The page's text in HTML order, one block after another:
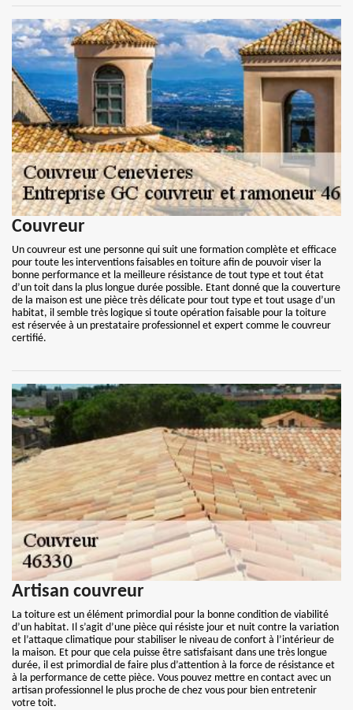
Couvreur
Un couvreur est une personne qui suit une formation complète et efficace
pour toute les interventions faisables en toiture afin de pouvoir viser la
bonne performance et la meilleure résistance de tout type et tout état
d’un toit dans la plus longue durée possible. Etant donné que la couverture
de la maison est une pièce très délicate pour tout type et tout usage d’un
habitat, il semble très logique si toute opération faisable pour la toiture
est réservée à un prestataire professionnel et expert comme le couvreur
certifié.
Artisan couvreur
La toiture est un élément primordial pour la bonne condition de viabilité
d’un habitat. Il s’agit d’une pièce qui résiste jour et nuit contre la variation
et l’attaque climatique pour stabiliser le niveau de confort à l’intérieur de
la maison. Et pour que cela puisse être satisfaisant dans une très longue
durée, il est primordial de faire plus d’attention à la force de résistance et
à la performance de cette pièce. Vous pouvez mettre en contact avec un
artisan professionnel le plus proche de chez vous pour bien entretenir
votre toit.